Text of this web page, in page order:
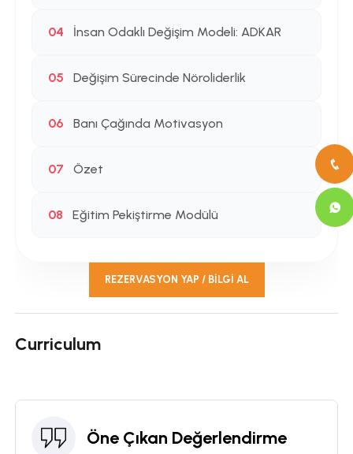
04 İnsan Odaklı Değişim Modeli: ADKAR
05 Değişim Sürecinde Nöroliderlik
06 Banı Çağında Motivasyon
07 Özet
08 Eğitim Pekiştirme Modülü
REZERVASYON YAP / BILGI AL
Curriculum
Öne Çıkan Değerlendirme